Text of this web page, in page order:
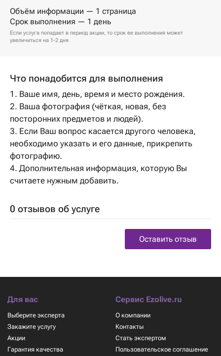
Объём информации — 1 страница
Срок выполнения — 1 день
Если услуга попадает в период акции, то срок ее выполнения может
увеличиться на 1-2 дня
Что понадобится для выполнения
1. Ваше имя, день, время и место рождения.
2. Ваша фотография (чёткая, новая, без
посторонних предметов и людей).
3. Если Ваш вопрос касается другого человека,
необходимо указать и его данные, прикрепить
фотографию.
4. Дополнительная информация, которую Вы
считаете нужным добавить.
0 отзывов об услуге
Оставить отзыв
Для вас
Выберите эксперта
Закажите услугу
Акции
Гарантия качества
Сервис Ezolive.ru
О компании
Контакты
Стать экспертом
Пользовательское соглашение